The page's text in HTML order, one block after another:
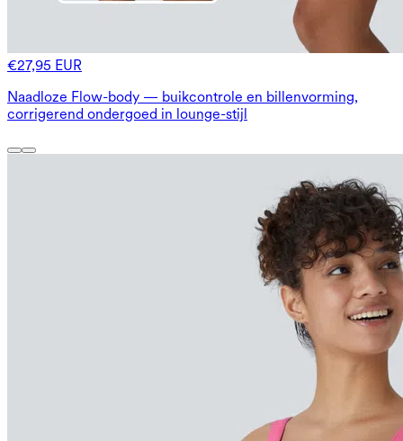
€27,95 EUR
Naadloze Flow-body — buikcontrole en billenvorming,
corrigerend ondergoed in lounge-stijl